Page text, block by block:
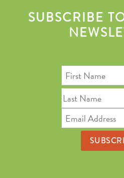
SUBSCRIBE